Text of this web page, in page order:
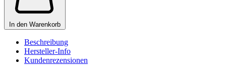
In den Warenkorb
Beschreibung
Hersteller-Info
Kundenrezensionen